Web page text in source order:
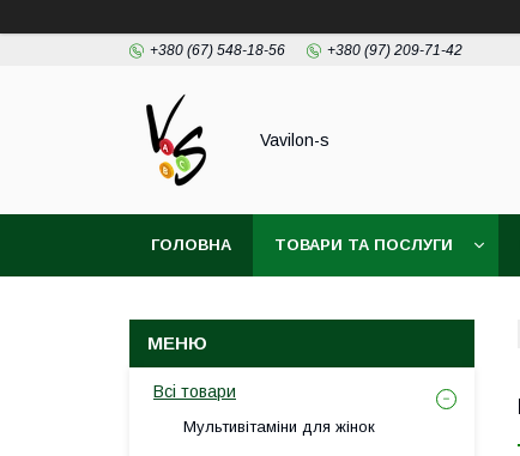
+380 (67) 548-18-56 +380 (97) 209-71-42
Vavilon-s
ГОЛОВНА ТОВАРИ ТА ПОСЛУГИ
Всі товари
Мультивітаміни для жінок